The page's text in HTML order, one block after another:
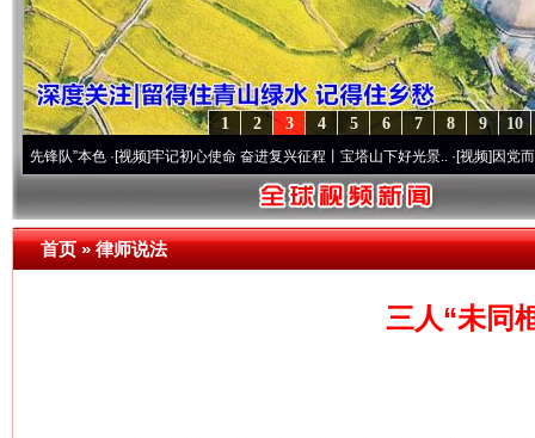
10
9
8
7
6
5
4
3
2
1
”本色·[视频]牢记初心使命 奋进复兴征程丨宝塔山下好光景..·[视频]因党而生 为党
首页»律师说法
三人“未同